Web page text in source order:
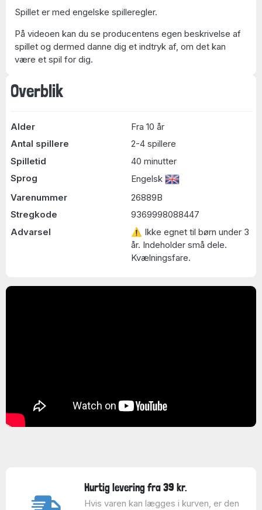
Overblik
Alder
Fra 10 år
Antal spillere
2-4 spillere
Spilletid
40 minutter
Sprog
Engelsk
Varenummer
26889B
Stregkode
9369998088447
Advarsel
⚠ Ikke egnet til børn under 3
år. Indeholder små dele.
Kvælningsfare.
Spillet er med engelske spilleregler.
På videoen kan du se producentens egen beskrivelse af
spillet og dermed danne dig et indtryk af, om det kan
være et spil for dig.
Hurtig levering fra 39 kr.
Hvis varen kan lægges i kurven, er den